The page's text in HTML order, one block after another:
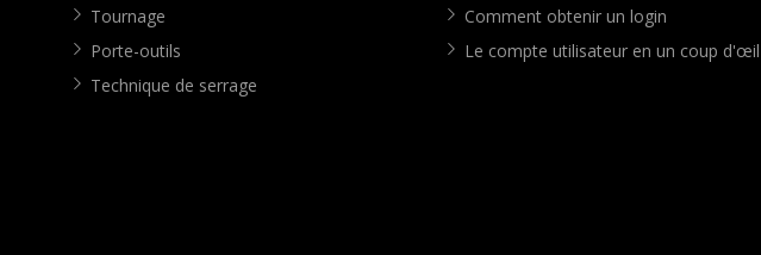
Tournage
Porte-outils
Technique de serrage
Comment obtenir un login
Le compte utilisateur en un coup d'œil